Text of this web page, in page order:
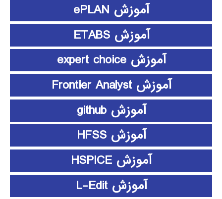
آموزش ePLAN
آموزش ETABS
آموزش expert choice
آموزش Frontier Analyst
آموزش github
آموزش HFSS
آموزش HSPICE
آموزش L-Edit